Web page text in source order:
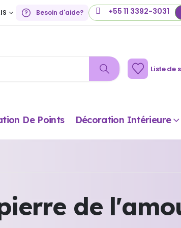
Besoin d'aide? +55 11 3392-3031
Liste de
De Points Décoration Intérieure
de